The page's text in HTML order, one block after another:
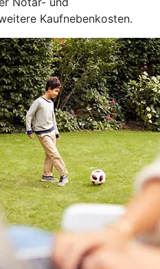
Kaufnebenkosten.